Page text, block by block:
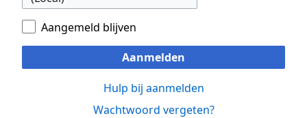
Aangemeld blijven
Aanmelden
Hulp bij aanmelden
Wachtwoord vergeten?